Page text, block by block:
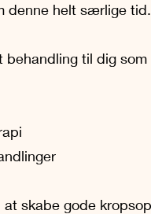
denne helt særlige tid.
til dig som
skabe gode